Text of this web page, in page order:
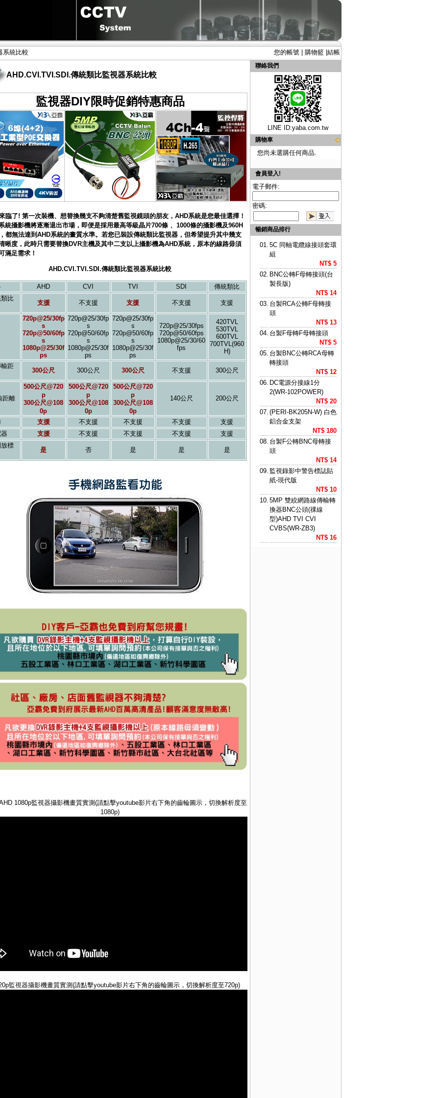
系統比較 您的帳號| 購物籃| 結帳
AHD.CVI.TVI.SDI.傳統類比監視器系統比較
監視器DIY限時促銷特惠商品
臨了! 第一次裝機、想替換幾支不夠清楚舊監視鏡頭的朋友，AHD系統是您最佳選擇！
統攝影機將逐漸退出市場，即便是採用最高等級晶片700條 、1000條的攝影機及960H
都無法達到AHD系統的畫質水準。若您已裝設傳統類比監視器，但希望提升其中幾支
晰度，此時只需要替換DVR主機及其中二支以上攝影機為AHD系統，原本的線路毋須
滿足需求！
AHD.CVI.TVI.SDI.傳統類比監視器系統比較
AHD CVI TVI SDI
傳統類比
比
支援 不支援 支援 不支援 支援
720p@25/30fp
s
720p@50/60fp
s
1080p@25/30f
ps
720p@25/30fp
s
720p@50/60fp
s
1080p@25/30f
ps
720p@25/30fp
s
720p@50/60fp
s
1080p@25/30f
ps
720p@25/30fps
720p@50/60fps
1080p@25/30/60
fps
420TVL
530TVL
600TVL
700TVL(960
H)
距
300公尺 300公尺 300公尺 不支援 300公尺
距離
500公尺@720
p
300公尺@108
0p
500公尺@720
p
300公尺@108
0p
500公尺@720
p
300公尺@108
0p
140公尺 200公尺
支援 不支援 不支援 不支援
支援
支援 不支援 不支援 不支援
支援
標
是 否 是 是 是
1080p監視器攝影機畫質實測(請點擊youtube影片右下角的齒輪圖示，切換解析度至
1080p)
監視器攝影機畫質實測(請點擊youtube影片右下角的齒輪圖示，切換解析度至720p)
聯絡我們
LINE ID:yaba.com.tw
購物車
您尚未選購任何商品.
會員登入!
電子郵件:
密碼:
暢銷商品排行
01. 5C 同軸電纜線接頭套環
組
NT$ 5
02. BNC公轉F母轉接頭(台
製長版)
NT$ 14
03. 台製RCA公轉F母轉接
頭
NT$ 13
04. 台製F母轉F母轉接頭
NT$ 5
05. 台製BNC公轉RCA母轉
轉接頭
NT$ 12
06. DC電源分接線1分
2(WR-102POWER)
NT$ 20
07. (PERI-BK205N-W) 白色
鋁合金支架
NT$ 180
08. 台製F公轉BNC母轉接
頭
NT$ 14
09. 監視錄影中警告標誌貼
紙-現代版
NT$ 10
10. 5MP 雙絞網路線傳輸轉
換器BNC公頭(祼線
型)AHD TVI CVI
CVBS(WR-ZB3)
NT$ 16